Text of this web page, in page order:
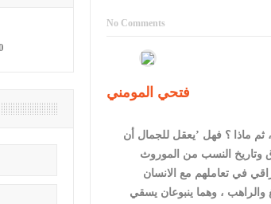
دعوة المكلفين بخدمة العلم (الدفعة الثالثة) إلى مراجعة منصة
القاضي محمود أحمد فريحات.. مبارك ومزيدا من
No Comments
فتحي المومني
ثم ماذا ؟ فهل ’يعقل للجمال أن
وتاريخ النسب من الموروث
في تعاملهم مع الانسان
والراهب ، وهما ينبوعان يسقي